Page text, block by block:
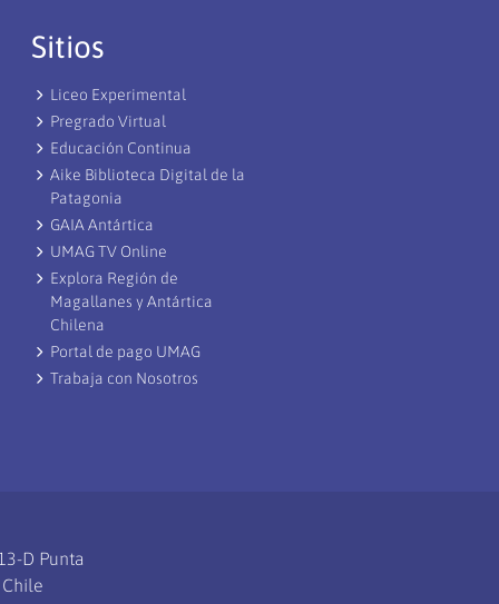
Sitios
Liceo Experimental
Pregrado Virtual
Educación Continua
Aike Biblioteca Digital de la
Patagonia
GAIA Antártica
UMAG TV Online
Explora Región de
Magallanes y Antártica
Chilena
Portal de pago UMAG
Trabaja con Nosotros
D Punta